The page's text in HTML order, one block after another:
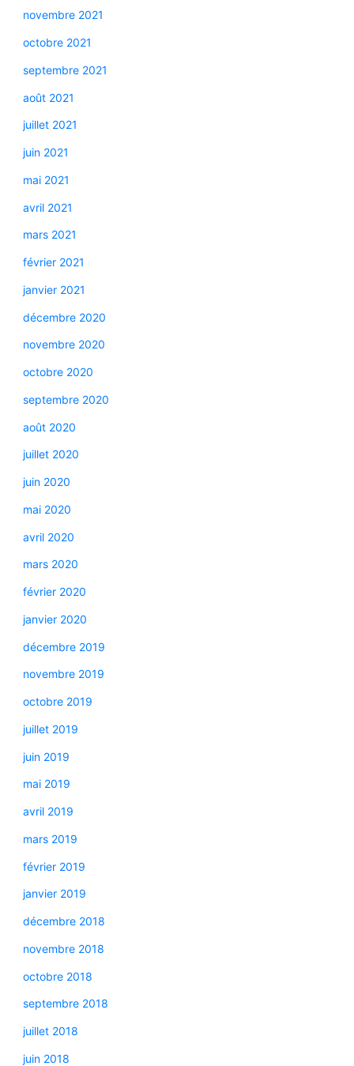
novembre 2021
octobre 2021
septembre 2021
août 2021
juillet 2021
juin 2021
mai 2021
avril 2021
mars 2021
février 2021
janvier 2021
décembre 2020
novembre 2020
octobre 2020
septembre 2020
août 2020
juillet 2020
juin 2020
mai 2020
avril 2020
mars 2020
février 2020
janvier 2020
décembre 2019
novembre 2019
octobre 2019
juillet 2019
juin 2019
mai 2019
avril 2019
mars 2019
février 2019
janvier 2019
décembre 2018
novembre 2018
octobre 2018
septembre 2018
juillet 2018
juin 2018